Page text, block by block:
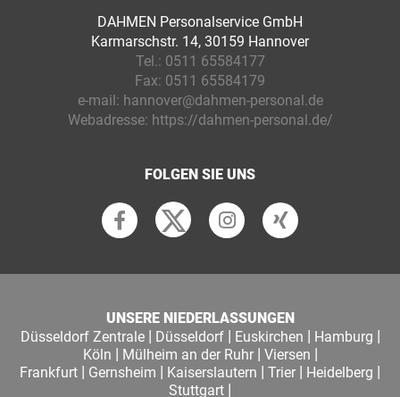
DAHMEN Personalservice GmbH
Karmarschstr. 14, 30159 Hannover
Tel.: 0511 65584177
Fax: 0511 65584179
e-mail: hannover@dahmen-personal.de
Webadresse: https://dahmen-personal.de/
FOLGEN SIE UNS
UNSERE NIEDERLASSUNGEN
Düsseldorf Zentrale| Düsseldorf| Euskirchen | Hamburg |
Köln | Mülheim an der Ruhr| Viersen |
Frankfurt | Gernsheim | Kaiserslautern | Trier | Heidelberg |
Stuttgart |